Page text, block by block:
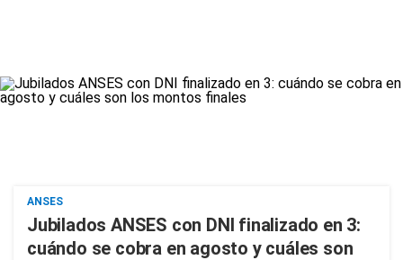
ANSES
Jubilados ANSES con DNI finalizado en 3:
cuándo se cobra en agosto y cuáles son